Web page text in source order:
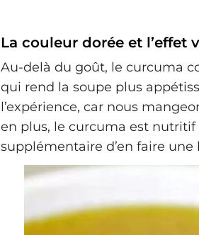
La couleur dorée et l’effet
Au-delà du goût, le curcuma
qui rend la soupe plus
l’expérience, car nous
en plus, le curcuma est
supplémentaire d’en faire